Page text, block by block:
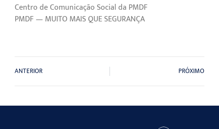
Centro de Comunicação Social da PMDF
PMDF — MUITO MAIS QUE SEGURANÇA
ANTERIOR PRÓXIMO